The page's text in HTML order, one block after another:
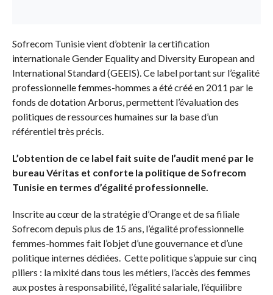
Sofrecom Tunisie vient d’obtenir la certification
internationale Gender Equality and Diversity European and
International Standard (GEEIS). Ce label portant sur l’égalité
professionnelle femmes-hommes a été créé en 2011 par le
fonds de dotation Arborus, permettent l’évaluation des
politiques de ressources humaines sur la base d’un
référentiel très précis.
L’obtention de ce label fait suite de l’audit mené par le
bureau Véritas et conforte la politique de Sofrecom
Tunisie en termes d’égalité professionnelle.
Inscrite au cœur de la stratégie d’Orange et de sa filiale
Sofrecom depuis plus de 15 ans, l’égalité professionnelle
femmes-hommes fait l’objet d’une gouvernance et d’une
politique internes dédiées. Cette politique s’appuie sur cinq
piliers : la mixité dans tous les métiers, l’accès des femmes
aux postes à responsabilité, l’égalité salariale, l’équilibre